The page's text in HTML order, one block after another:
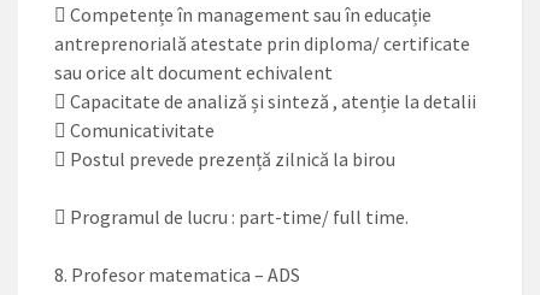
 Competențe în management sau în educație
antreprenorială atestate prin diploma/ certificate
sau orice alt document echivalent
 Capacitate de analiză și sinteză , atenție la detalii
 Comunicativitate
 Postul prevede prezență zilnică la birou
 Programul de lucru : part-time/ full time.
8. Profesor matematica – ADS